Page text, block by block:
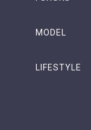
MODEL
LIFESTYLE